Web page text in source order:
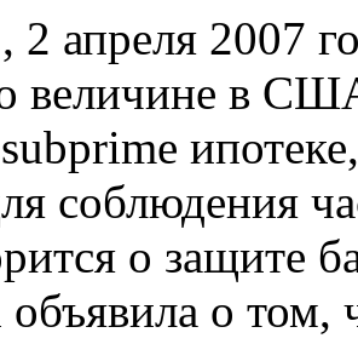
2 апреля 2007
величине в
соблюдения
о защите
о том,